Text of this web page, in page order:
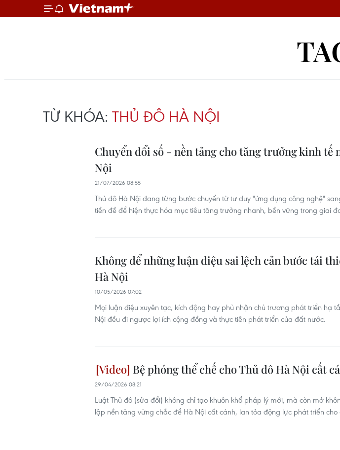
TỪ KHÓA: THỦ ĐÔ HÀ NỘI
Chuyển đổi số - nền tảng cho tăng trưởng kinh tế
Nội
21/07/2026 08:55
Thủ đô Hà Nội đang từng bước chuyển từ tư duy "ứng dụng công nghệ"
tiền đề để hiện thực hóa mục tiêu tăng trưởng nhanh, bền vững trong giai
Không để những luận điệu sai lệch cản bước tái
Hà Nội
10/05/2026 07:02
Mọi luận điệu xuyên tạc, kích động hay phủ nhận chủ trương phát triển hạ
Nội đều đi ngược lợi ích cộng đồng và thực tiễn phát triển của đất nước.
Bệ phóng thể chế cho Thủ đô Hà Nội cất
29/04/2026 08:21
Luật Thủ đô (sửa đổi) không chỉ tạo khuôn khổ pháp lý mới, mà còn mở
lập nền tảng vững chắc để Hà Nội cất cánh, lan tỏa động lực phát triển cho